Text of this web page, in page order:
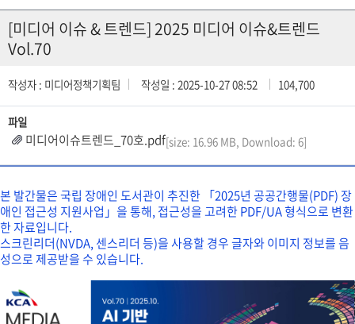
[미디어 이슈 & 트렌드] 2025 미디어 이슈&트렌드
Vol.70
작성자 : 미디어정책기획팀 작성일 : 2025-10-27 08:52 104,700
파일
미디어이슈트렌드_70호.pdf[size: 16.96 MB, Download: 6]
본 발간물은 국립 장애인 도서관이 추진한 「2025년 공공간행물(PDF) 장
애인 접근성 지원사업」을 통해, 접근성을 고려한 PDF/UA 형식으로 변환
한 자료입니다.
스크린리더(NVDA, 센스리더 등)을 사용할 경우 글자와 이미지 정보를 음
성으로 제공받을 수 있습니다.